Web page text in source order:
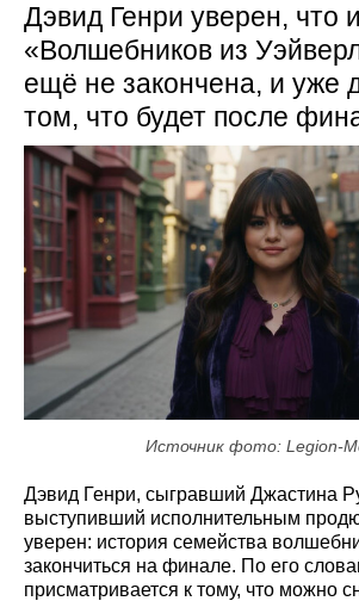
Дэвид Генри уверен, что
«Волшебников из
ещё не закончена, и уже
том, что будет после
Источник фото: Legion-
Дэвид Генри, сыгравший Джастина
выступивший исполнительным
уверен: история семейства
закончиться на финале. По его
присматривается к тому, что можно